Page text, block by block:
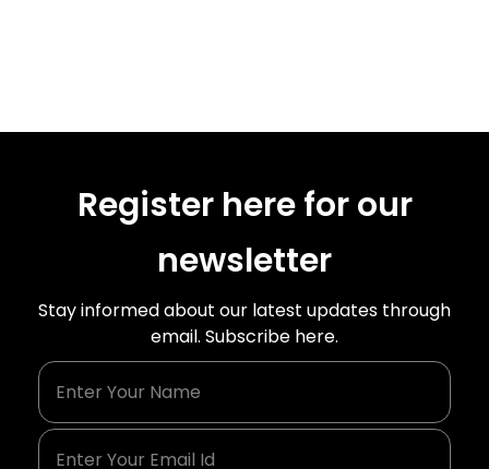
Register here for our
newsletter
Stay informed about our latest updates through
email. Subscribe here.